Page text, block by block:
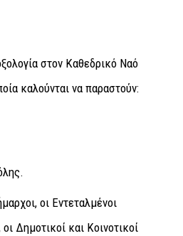
στον Καθεδρικό Ναό
καλούνται να παραστούν:
οι Εντεταλμένοι
Δημοτικοί και Κοινοτικοί